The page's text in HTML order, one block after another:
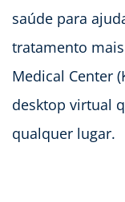
saúde para
tratamento
Medical Center
desktop virtual
qualquer lugar.